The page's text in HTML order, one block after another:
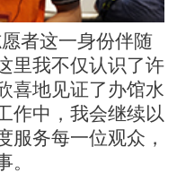
者这一身份伴随
里我不仅认识了许
喜地见证了办馆水
作中，我会继续以
服务每一位观众，